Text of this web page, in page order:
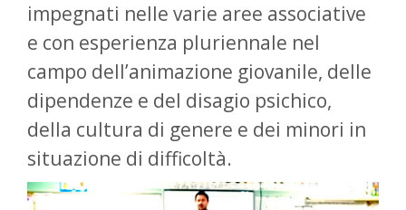
impegnati nelle varie aree associative
e con esperienza pluriennale nel
campo dell’animazione giovanile, delle
dipendenze e del disagio psichico,
della cultura di genere e dei minori in
situazione di difficoltà.